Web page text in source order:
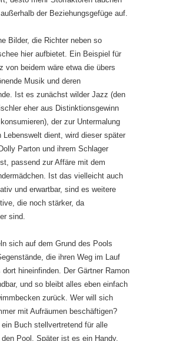
der Beziehungsgefüge auf.
Bilder, die Richter neben so
hier aufbietet. Ein Beispiel für
von beidem wäre etwa die übers
Musik und deren
Ist es zunächst wilder Jazz (den
eher aus Distinktionsgewinn
der zur Untermalung
Lebenswelt dient, wird dieser später
Parton und ihrem Schlager
passend zur Affäre mit dem
Ist das vielleicht auch
und erwartbar, sind es weitere
die noch stärker, da
sind.
sich auf dem Grund des Pools
die ihren Weg im Lauf
hineinfinden. Der Gärtner Ramon
und so bleibt alles eben einfach
zurück. Wer will sich
mit Aufräumen beschäftigen?
Buch stellvertretend für alle
Pool. Später ist es ein Handy,